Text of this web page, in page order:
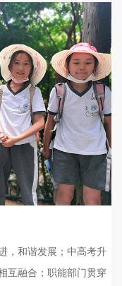
，和谐发展；中高考升
互融合；职能部门贯穿